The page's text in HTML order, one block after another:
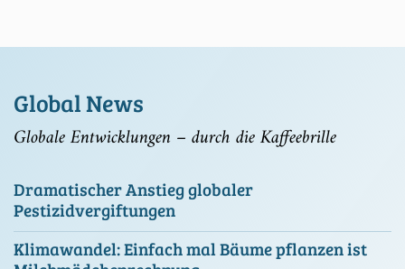
Global News
Globale Entwicklungen – durch die Kaffeebrille
Dramatischer Anstieg globaler
Pestizidvergiftungen
Klimawandel: Einfach mal Bäume pflanzen ist